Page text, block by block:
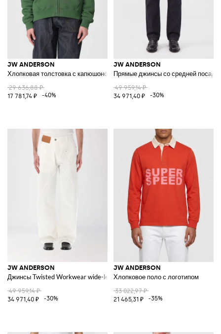
JW ANDERSON
Хлопковая толстовка с капюшоном и логотипом
29 636,88 ₽
17 781,74 ₽
-40%
JW ANDERSON
Прямые джинсы со средней
49 959,14 ₽
34 971,40 ₽
-30%
JW ANDERSON
Джинсы Twisted Workwear wide-leg из денима
49 959,14 ₽
34 971,40 ₽
-30%
JW ANDERSON
Хлопковое поло с логотипом
33 022,97 ₽
21 465,31 ₽
-35%